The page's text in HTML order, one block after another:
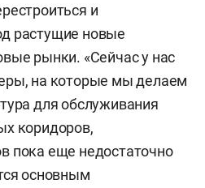
и
растущие новые
рынки. «Сейчас у нас
на которые мы делаем
для обслуживания
коридоров,
пока еще недостаточно
основным